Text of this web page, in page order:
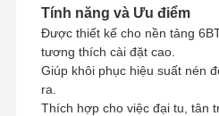
Tính năng và Ưu điểm
Được thiết kế cho nền tảng
tương thích cài đặt cao.
Giúp khôi phục hiệu suất nén
ra.
Thích hợp cho việc đại tu, tân